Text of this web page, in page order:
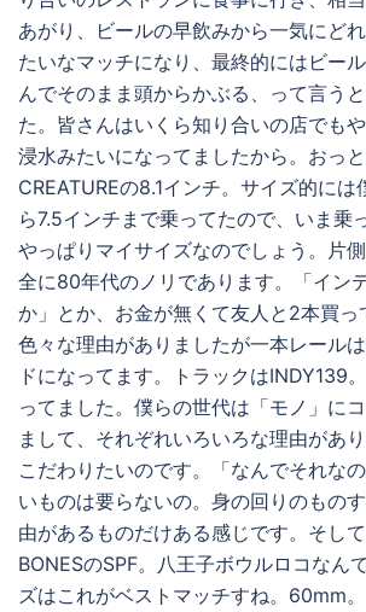
あがり、ビールの早飲みから一気にど
たいなマッチになり、最終的にはビー
んでそのまま頭からかぶる、って言う
た。皆さんはいくら知り合いの店でも
浸水みたいになってましたから。おっ
CREATUREの8.1インチ。サイズ的には
ら7.5インチまで乗ってたので、いま乗
やっぱりマイサイズなのでしょう。片
全に80年代のノリであります。「イン
か」とか、お金が無くて友人と2本買っ
色々な理由がありましたが一本レール
ドになってます。トラックはINDY139
ってました。僕らの世代は「モノ」に
まして、それぞれいろいろな理由があ
こだわりたいのです。「なんでそれな
いものは要らないの。身の回りのもの
由があるものだけある感じです。そし
BONESのSPF。八王子ボウルロコなん
ズはこれがベストマッチすね。60mm